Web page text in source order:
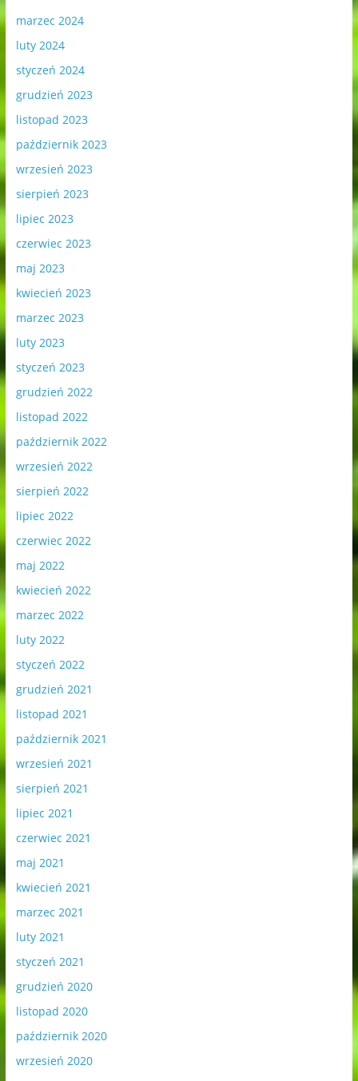
marzec 2024
luty 2024
styczeń 2024
grudzień 2023
listopad 2023
październik 2023
wrzesień 2023
sierpień 2023
lipiec 2023
czerwiec 2023
maj 2023
kwiecień 2023
marzec 2023
luty 2023
styczeń 2023
grudzień 2022
listopad 2022
październik 2022
wrzesień 2022
sierpień 2022
lipiec 2022
czerwiec 2022
maj 2022
kwiecień 2022
marzec 2022
luty 2022
styczeń 2022
grudzień 2021
listopad 2021
październik 2021
wrzesień 2021
sierpień 2021
lipiec 2021
czerwiec 2021
maj 2021
kwiecień 2021
marzec 2021
luty 2021
styczeń 2021
grudzień 2020
listopad 2020
październik 2020
wrzesień 2020